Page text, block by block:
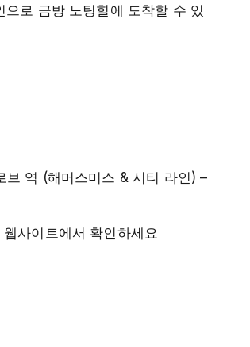
로 금방 노팅힐에 도착할 수 있
역 (해머스미스 & 시티 라인) –
사이트에서 확인하세요